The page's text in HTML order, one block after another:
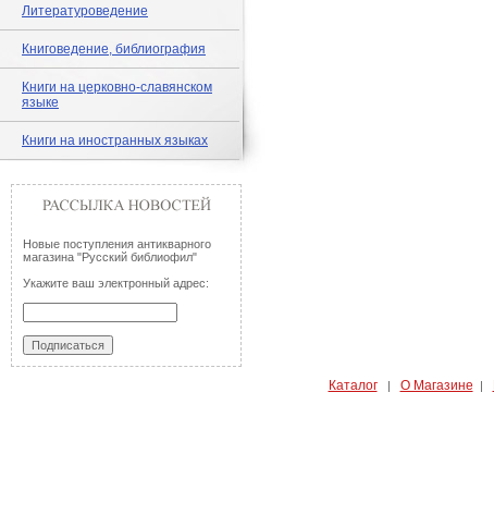
Литературоведение
Книговедение, библиография
Книги на церковно-славянском
языке
Книги на иностранных языках
Новые поступления антикварного
магазина "Русский библиофил"
Укажите ваш электронный адрес:
Каталог| О Магазине |